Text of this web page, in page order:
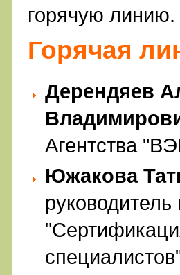
горячую линию.
Горячая
Дерендяев
Агентства
Южакова
руководитель